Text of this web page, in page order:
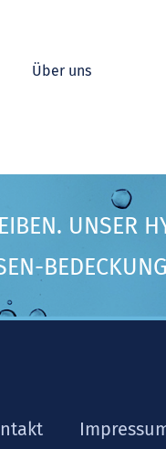
Über uns
UNSER